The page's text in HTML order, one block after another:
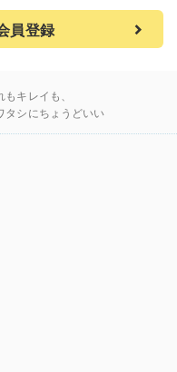
員登録
もキレイも、
タシにちょうどいい